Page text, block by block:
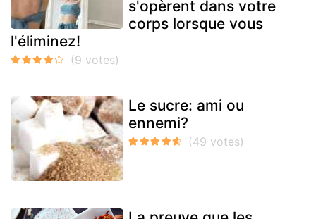
s'opèrent dans votre
corps lorsque vous
l'éliminez!
Le sucre: ami ou
ennemi?